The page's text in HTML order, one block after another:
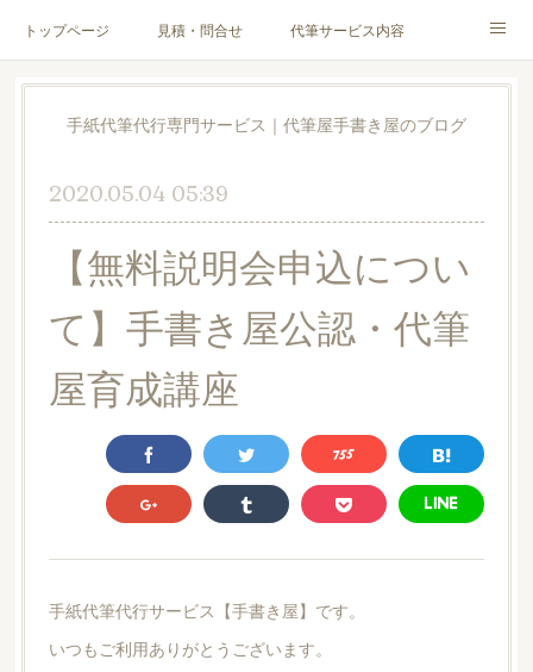
トップページ 見積・問合せ 代筆サービス内容
料金表 代筆サンプル 手紙文章作成代行サービス
ブログ お客様の声
Instagram
手紙代筆代行専門サービス｜代筆屋手書き屋のブログ
2020.05.04 05:39
【無料説明会申込につい
て】手書き屋公認・代筆
屋育成講座
手紙代筆代行サービス【手書き屋】です。
いつもご利用ありがとうございます。